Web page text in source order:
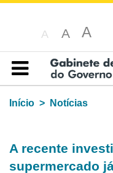
A A A
Índice
Início
Notícias
A recente
supermercado